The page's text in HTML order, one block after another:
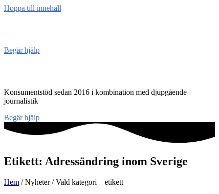
Hoppa till innehåll
Begär hjälp
Konsumentstöd sedan 2016 i kombination med djupgående
journalistik
Begär hjälp
Etikett: Adressändring inom Sverige
Hem / Nyheter / Vald kategori – etikett